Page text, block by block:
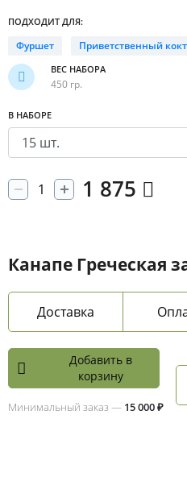
Канапе Греческая
Доставка
ПОДХОДИТ ДЛЯ:
Фуршет Приветственный
ВЕС НАБОРА
450 гр.
В НАБОРЕ
1 875
Добавить в
корзину
Минимальный заказ — 15 000 ₽